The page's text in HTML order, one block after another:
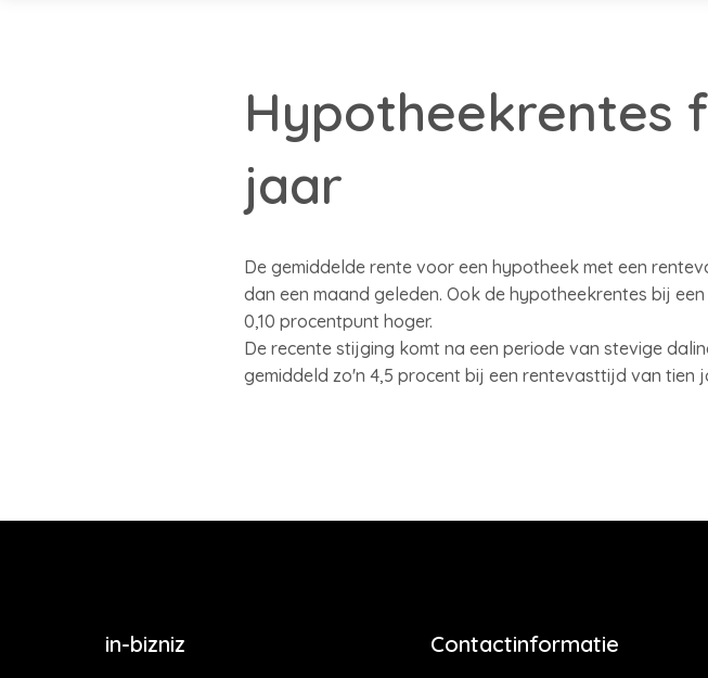
Hypotheekrentes
jaar
De gemiddelde rente voor een hypotheek met een
dan een maand geleden. Ook de hypotheekrentes bij
0,10 procentpunt hoger.
De recente stijging komt na een periode van stevige
gemiddeld zo'n 4,5 procent bij een rentevasttijd van tien
in-bizniz Contactinformatie